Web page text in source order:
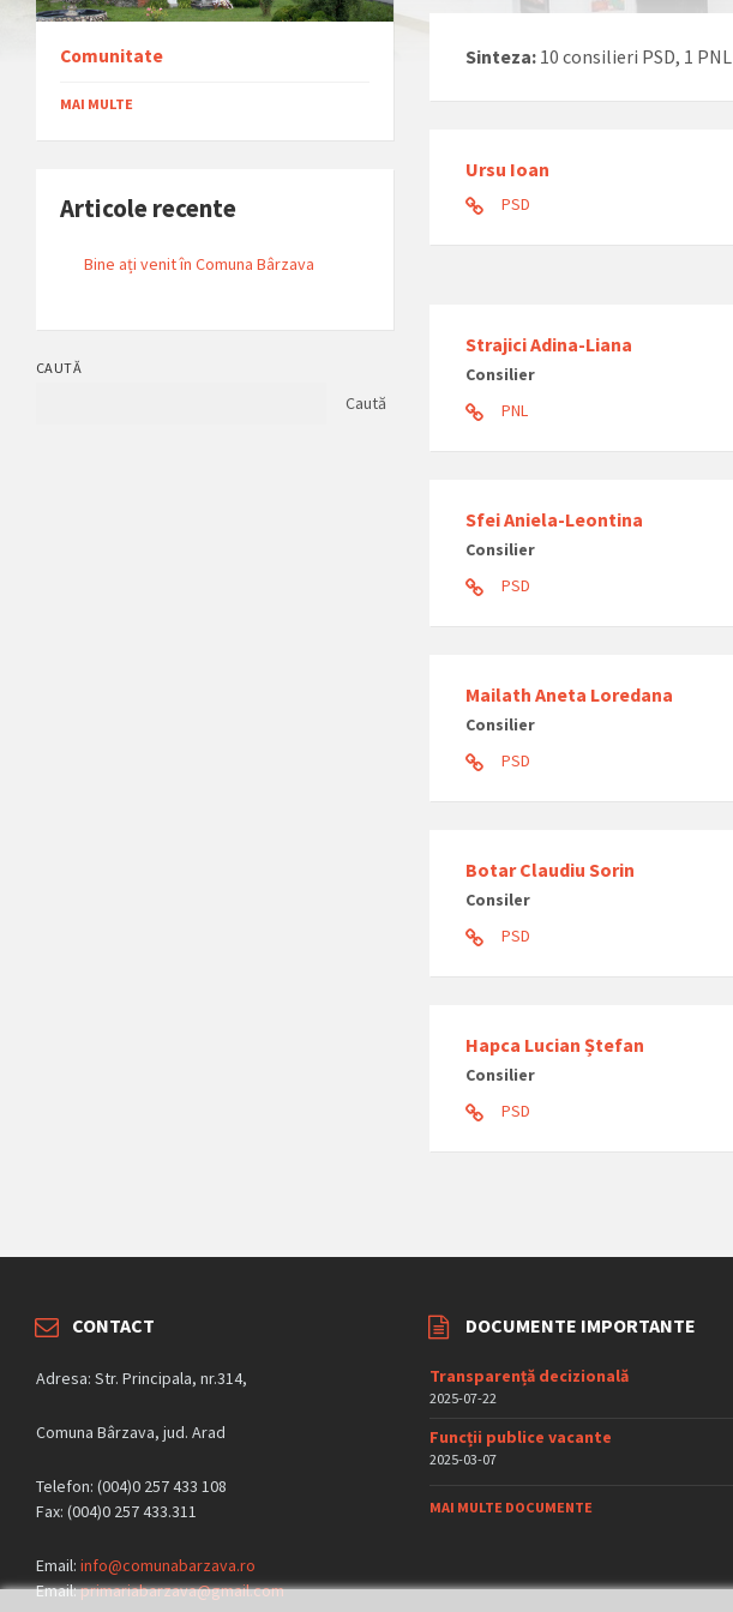
Sinteza: 10 consilieri PSD, 1 PNL
Ursu Ioan
PSD
Strajici Adina-Liana
Consilier
PNL
Sfei Aniela-Leontina
Consilier
PSD
Mailath Aneta Loredana
Consilier
PSD
Botar Claudiu Sorin
Consiler
PSD
Hapca Lucian Ștefan
Consilier
PSD
Comunitate
MAI MULTE
Articole recente
Bine ați venit în Comuna Bârzava
CAUTĂ
Caută
CONTACT
Adresa: Str. Principala, nr.314,
Comuna Bârzava, jud. Arad
Telefon: (004)0 257 433 108
Fax: (004)0 257 433.311
Email: info@comunabarzava.ro
Email:primariabarzava@gmail.com
DOCUMENTE IMPORTANTE
Transparență decizională
2025-07-22
Funcții publice vacante
2025-03-07
MAI MULTE DOCUMENTE